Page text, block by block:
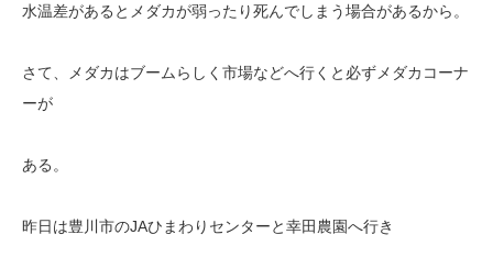
水温差があるとメダカが弱ったり死んでしまう場合があるから。
さて、メダカはブームらしく市場などへ行くと必ずメダカコーナ
ーが
ある。
昨日は豊川市のJAひまわりセンターと幸田農園へ行き